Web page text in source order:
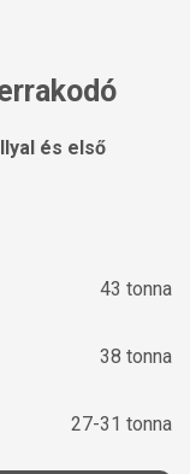
és első
43 tonna
38 tonna
27-31 tonna